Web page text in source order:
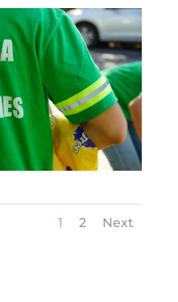
1 2 Next